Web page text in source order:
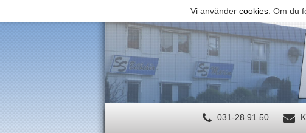
Vi använder cookies. Om du
031-28 91 50